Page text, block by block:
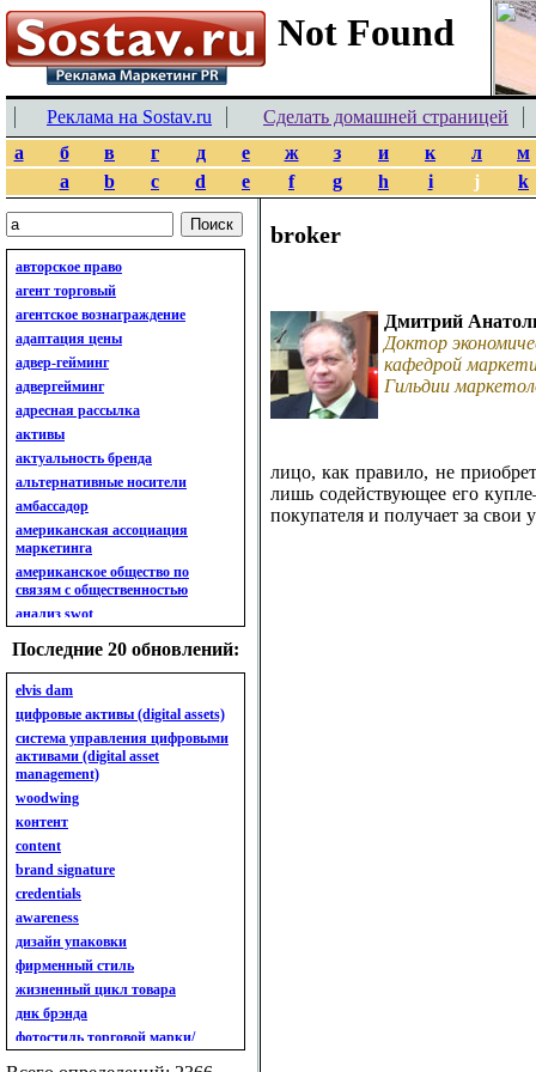
Реклама на Sostav.ru
Сделать домашней страницей
а
б в г д е ж з и к л
м
a
b c d e f g h i j k
авторское право
агент торговый
агентское вознаграждение
адаптация цены
адвер-гейминг
адвергейминг
адресная рассылка
активы
актуальность бренда
альтернативные носители
амбассадор
американская ассоциация
маркетинга
американское общество по
связям с общественностью
анализ swot
анализ бизнес-портфеля
анализ имиджа
анализ кластерный
анализ конкурентов
анализ кросс-культурных
особенностей
анализ мак кинси «7s»
анализ макросистемы
анализ маркетинговый
анализ рынка
анализ ситуационный
анализ экспертный
индивидуальный
анкета
ассортимент
ассортимент товарный.
планирование товарного
ассортимента
ассортимент. глубина
Последние 20 обновлений:
elvis dam
цифровые активы (digital assets)
система управления цифровыми
активами (digital asset
management)
woodwing
контент
content
brand signature
credentials
awareness
дизайн упаковки
фирменный стиль
жизненный цикл товара
днк брэнда
фотостиль торговой марки/
линейки продукции
broker
Дмитрий
Доктор
кафедрой
Гильдии
лицо, как правило, не
лишь содействующее его
покупателя и получает за свои